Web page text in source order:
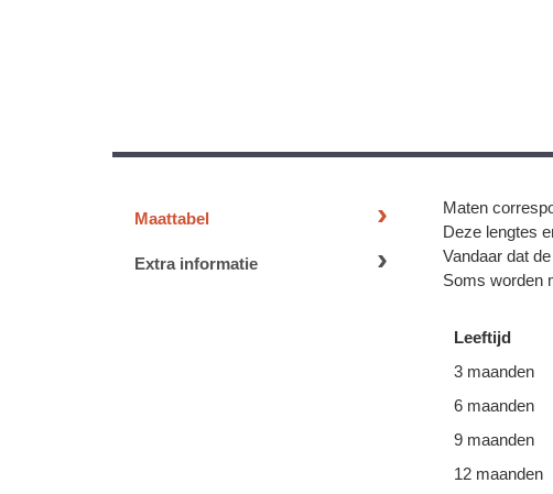
Maattabel
Extra informatie
Maten
Deze lengtes
Vandaar dat
Soms worden
Leeftijd
3 maanden
6 maanden
9 maanden
12 maanden